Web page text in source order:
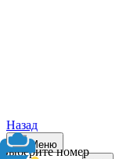
Назад
Выберите номер
Меню